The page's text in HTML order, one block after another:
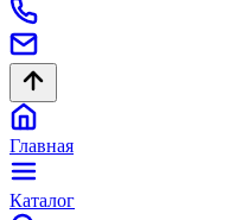
Главная
Каталог